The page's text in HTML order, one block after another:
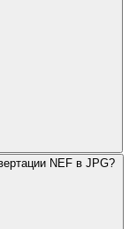
NEF в JPG?